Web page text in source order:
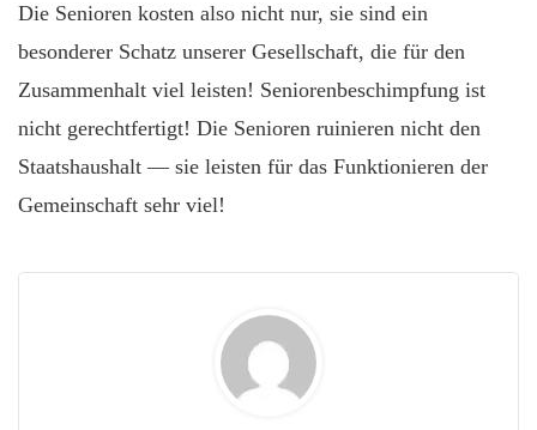
Die Senioren kosten also nicht nur, sie sind ein
besonderer Schatz unserer Gesellschaft, die für den
Zusammenhalt viel leisten! Seniorenbeschimpfung ist
nicht gerechtfertigt! Die Senioren ruinieren nicht den
Staatshaushalt — sie leisten für das Funktionieren der
Gemeinschaft sehr viel!